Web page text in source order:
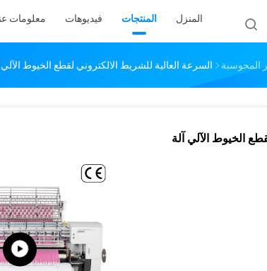
المنزل المنتجات فيديوهات معلومات
المحوسبة السرعة العالية للشريط الالكتروني لقطع الخيوط
الخيوط الآلي آلة